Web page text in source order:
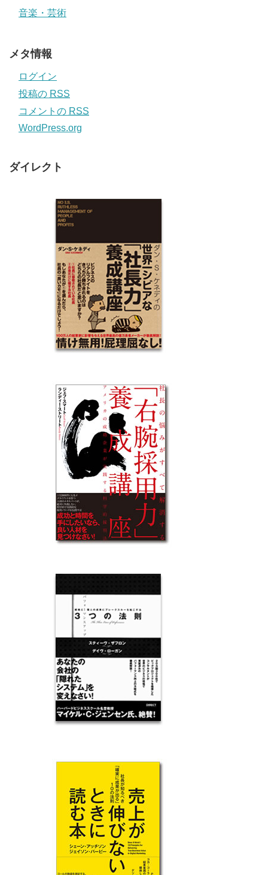
音楽・芸術
メタ情報
ログイン
投稿の RSS
コメントの RSS
WordPress.org
ダイレクト